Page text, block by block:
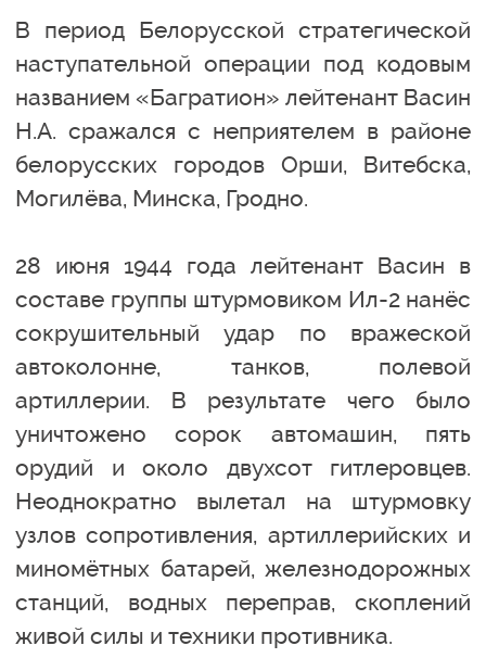
В период Белорусской стратегической
наступательной операции под кодовым
названием «Багратион» лейтенант Васин
Н.А. сражался с неприятелем в районе
белорусских городов Орши, Витебска,
Могилёва, Минска, Гродно.
28 июня 1944 года лейтенант Васин в
составе группы штурмовиком Ил-2 нанёс
сокрушительный удар по вражеской
автоколонне, танков, полевой
артиллерии. В результате чего было
уничтожено сорок автомашин, пять
орудий и около двухсот гитлеровцев.
Неоднократно вылетал на штурмовку
узлов сопротивления, артиллерийских и
миномётных батарей, железнодорожных
станций, водных переправ, скоплений
живой силы и техники противника.